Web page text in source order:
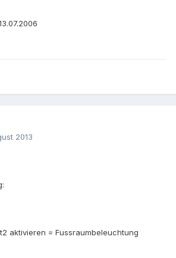
2013
aktivieren = Fussraumbeleuchtung